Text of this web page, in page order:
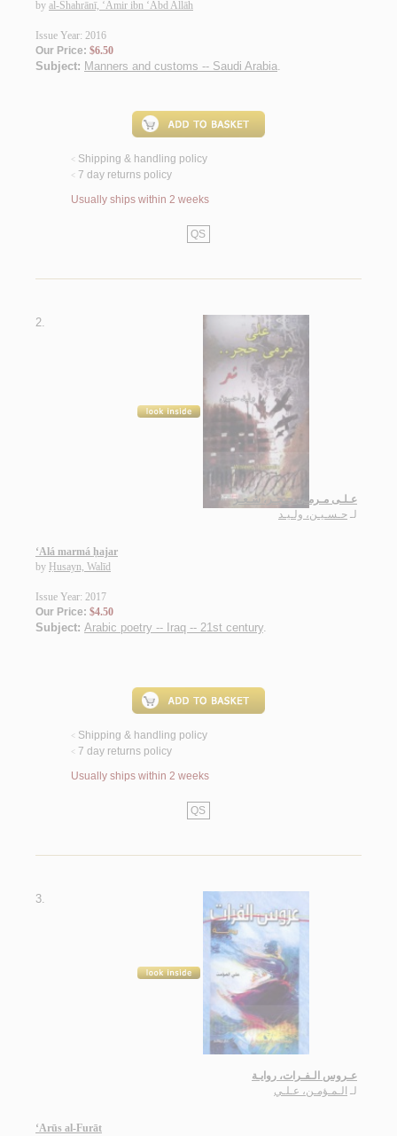
by al-Shahrānī, ‘Āmir ibn ‘Abd Allāh
Issue Year: 2016
Our Price: $6.50
Subject: Manners and customs -- Saudi Arabia.
< Shipping & handling policy
< 7 day returns policy
Usually ships within 2 weeks
QS
2.
عـلـى مـرمـى حـجـر، شـعـر
لـ حـسـيـن، ولـيـد
‘Alá marmá ḥajar
by Ḥusayn, Walīd
Issue Year: 2017
Our Price: $4.50
Subject: Arabic poetry -- Iraq -- 21st century.
< Shipping & handling policy
< 7 day returns policy
Usually ships within 2 weeks
QS
3.
عـروس الـفـرات، روايـة
لـ الـمـؤمـن، عـلـي
‘Arūs al-Furāt